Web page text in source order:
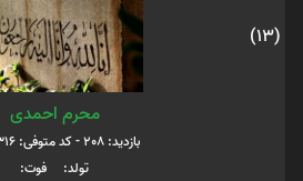
(13)
محرم احمدی
بازدید: 208 - کد متوفی: 6192316
تولد: فوت: